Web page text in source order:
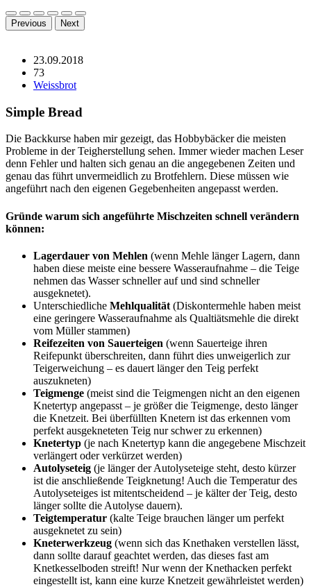
Previous Next
23.09.2018
73
Weissbrot
Simple Bread
Die Backkurse haben mir gezeigt, das Hobbybäcker die meisten
Probleme in der Teigherstellung sehen. Immer wieder machen Leser
denn Fehler und halten sich genau an die angegebenen Zeiten und
genau das führt unvermeidlich zu Brotfehlern. Diese müssen wie
angeführt nach den eigenen Gegebenheiten angepasst werden.
Gründe warum sich angeführte Mischzeiten schnell verändern
können:
Lagerdauer von Mehlen (wenn Mehle länger Lagern, dann
haben diese meiste eine bessere Wasseraufnahme – die Teige
nehmen das Wasser schneller auf und sind schneller
ausgeknetet).
Unterschiedliche Mehlqualität (Diskontermehle haben meist
eine geringere Wasseraufnahme als Qualtiätsmehle die direkt
vom Müller stammen)
Reifezeiten von Sauerteigen (wenn Sauerteige ihren
Reifepunkt überschreiten, dann führt dies unweigerlich zur
Teigerweichung – es dauert länger den Teig perfekt
auszukneten)
Teigmenge (meist sind die Teigmengen nicht an den eigenen
Knetertyp angepasst – je größer die Teigmenge, desto länger
die Knetzeit. Bei überfüllten Knetern ist das erkennen vom
perfekt ausgekneteten Teig nur schwer zu erkennen)
Knetertyp (je nach Knetertyp kann die angegebene Mischzeit
verlängert oder verkürzet werden)
Autolyseteig (je länger der Autolyseteige steht, desto kürzer
ist die anschließende Teigknetung! Auch die Temperatur des
Autolyseteiges ist mitentscheidend – je kälter der Teig, desto
länger sollte die Autolyse dauern).
Teigtemperatur (kalte Teige brauchen länger um perfekt
ausgeknetet zu sein)
Kneterwerkzeug (wenn sich das Knethaken verstellen lässt,
dann sollte darauf geachtet werden, das dieses fast am
Knetkesselboden streift! Nur wenn der Knethacken perfekt
eingestellt ist, kann eine kurze Knetzeit gewährleistet werden)